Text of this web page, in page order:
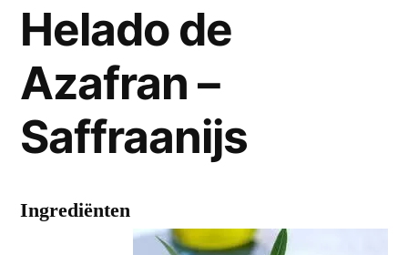
Helado de
Azafran –
Saffraanijs
Ingrediënten